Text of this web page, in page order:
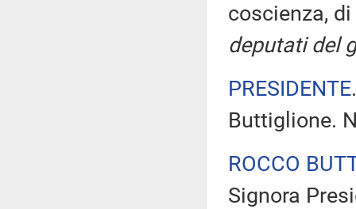
coscienza,
deputati del
PRESIDENTE
Buttiglione.
ROCCO
Signora